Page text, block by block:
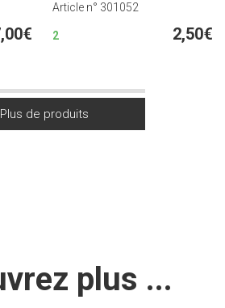
Article n° 301052
2 2,50€
plus ...